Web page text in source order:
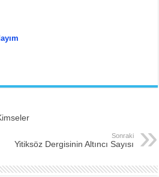
Sonraki
Yitiksöz Dergisinin Altıncı Sayısı